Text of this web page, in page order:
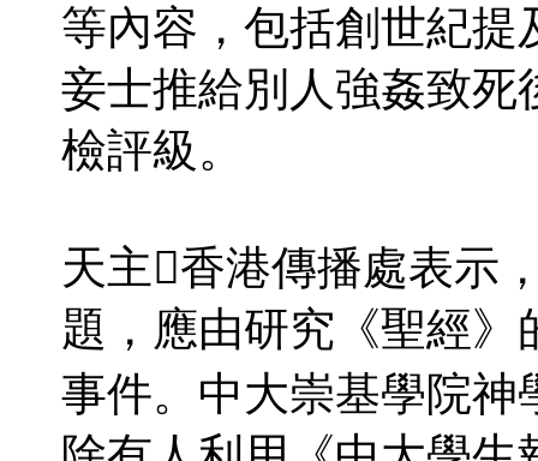
等內容，包括創世紀
妾士推給別人強姦致死
檢評級。
天主香港傳播處表示
題，應由研究《聖經
事件。中大崇基學院